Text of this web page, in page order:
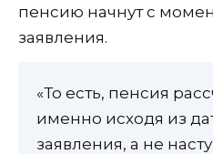
пенсию начнут с
заявления.
«То есть, пенсия
именно исходя из
заявления, а не